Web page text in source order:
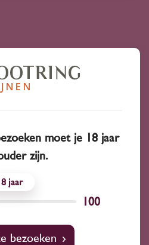
Pounamu
Cuateau du
moet je 18 jaar
zijn.
18
100
bezoeken